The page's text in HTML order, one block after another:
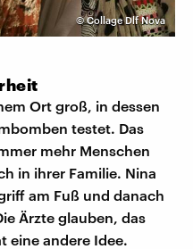
©Collage Dlf Nova
Ort groß, in dessen
testet. Das
mehr Menschen
in ihrer Familie. Nina
am Fuß und danach
Ärzte glauben, das
eine andere Idee.